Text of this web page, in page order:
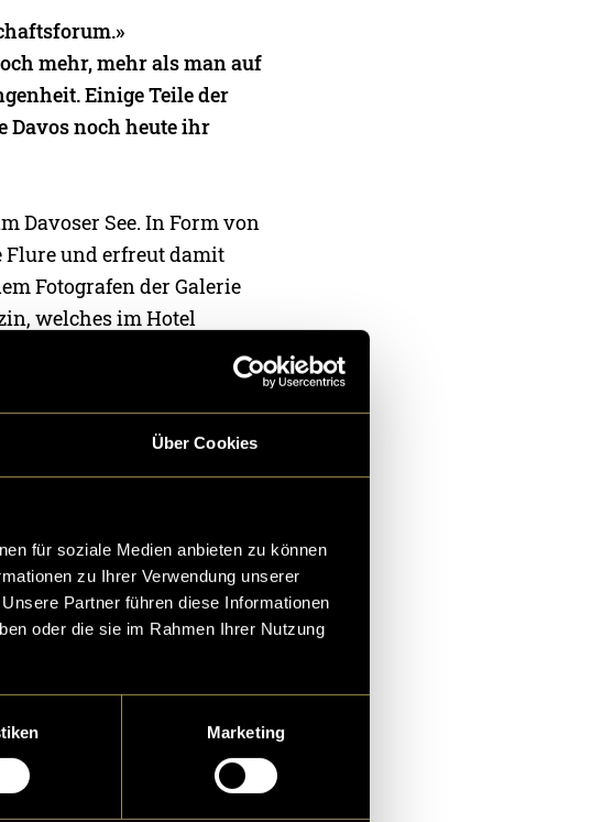
Über Cookies
für soziale Medien anbieten zu können
zu Ihrer Verwendung unserer
Partner führen diese Informationen
oder die sie im Rahmen Ihrer Nutzung
Marketing
mehr, mehr als man auf
Einige Teile der
Davos noch heute ihr
Davoser See. In Form von
und erfreut damit
Fotografen der Galerie
welches im Hotel